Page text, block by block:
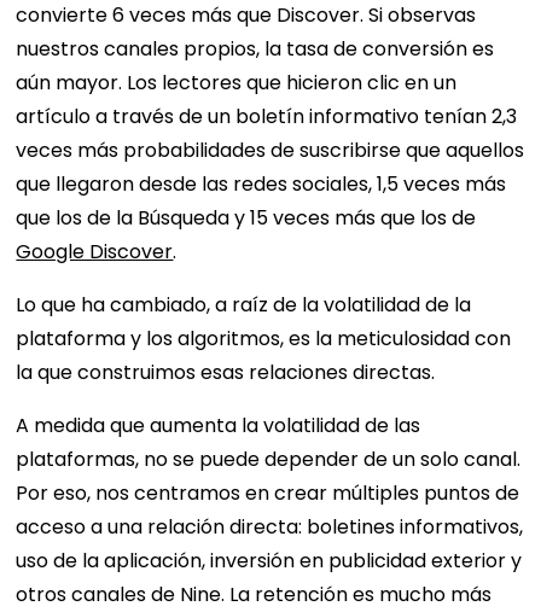
convierte 6 veces más que Discover. Si observas
nuestros canales propios, la tasa de conversión es
aún mayor. Los lectores que hicieron clic en un
artículo a través de un boletín informativo tenían 2,3
veces más probabilidades de suscribirse que aquellos
que llegaron desde las redes sociales, 1,5 veces más
que los de la Búsqueda y 15 veces más que los de
Google Discover.
Lo que ha cambiado, a raíz de la volatilidad de la
plataforma y los algoritmos, es la meticulosidad con
la que construimos esas relaciones directas.
A medida que aumenta la volatilidad de las
plataformas, no se puede depender de un solo canal.
Por eso, nos centramos en crear múltiples puntos de
acceso a una relación directa: boletines informativos,
uso de la aplicación, inversión en publicidad exterior y
otros canales de Nine. La retención es mucho más